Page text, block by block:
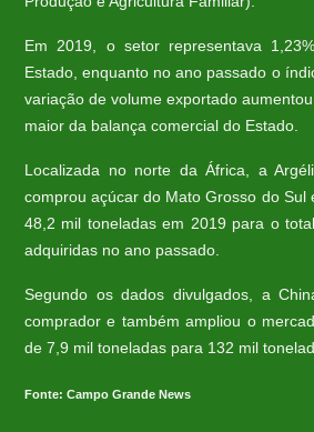
Em 2019, o setor representava
Estado, enquanto no ano passado o
variação de volume exportado
maior da balança comercial do Estado.
Localizada no norte da África, a
comprou açúcar do Mato Grosso do Sul
48,2 mil toneladas em 2019 para o
adquiridas no ano passado.
Segundo os dados divulgados, a
comprador e também ampliou o
de 7,9 mil toneladas para 132 mil
Fonte: Campo Grande News